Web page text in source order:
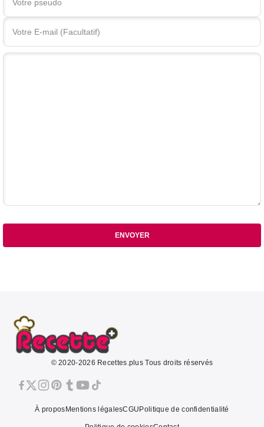
Votre commentaire
ENVOYER
© 2020-2026 Recettes.plus Tous droits réservés
À propos Mentions légalesCGU Politique de confidentialité